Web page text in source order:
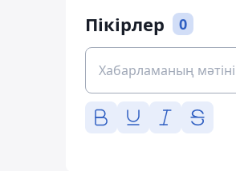
Пікірлер 0